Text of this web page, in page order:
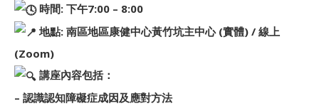
時間: 下午7:00 – 8:00
地點: 南區地區康健中心黃竹坑主中心 (實體) / 線上
(Zoom)
講座內容包括：
– 認識認知障礙症成因及應對方法